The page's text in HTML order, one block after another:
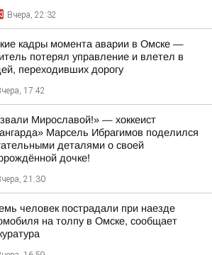
Вчера, 22:32
кадры момента аварии в Омске —
потерял управление и влетел в
переходивших дорогу
17:42
Мирославой!» — хоккеист
Марсель Ибрагимов поделился
деталями о своей
дочке!
21:30
человек пострадали при наезде
на толпу в Омске, сообщает